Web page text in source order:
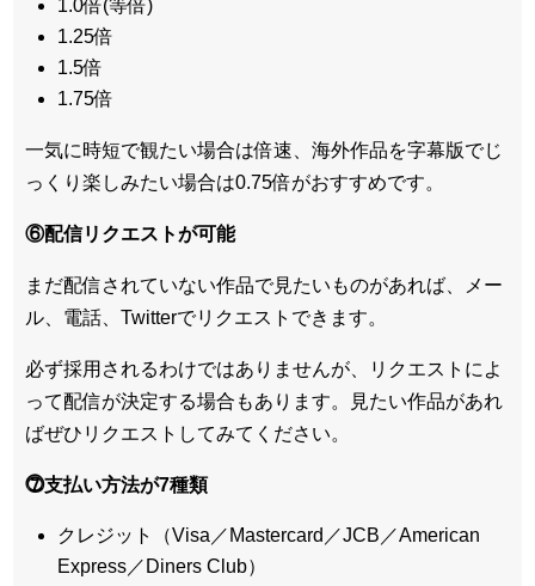
1.0倍(等倍)
1.25倍
1.5倍
1.75倍
一気に時短で観たい場合は倍速、海外作品を字幕版でじ
っくり楽しみたい場合は0.75倍がおすすめです。
⑥配信リクエストが可能
まだ配信されていない作品で見たいものがあれば、
メー
ル、電話、Twitterでリクエスト できます。
必ず採用されるわけではありませんが、リクエストによ
って配信が決定する場合もあります。見たい作品があれ
ばぜひリクエストしてみてください。
⓻支払い方法が7種類
クレジット（Visa／Mastercard／JCB／American
Express／Diners Club）